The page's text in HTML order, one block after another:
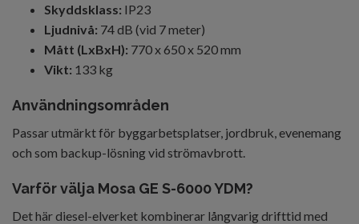
Skyddsklass: IP23
Ljudnivå: 74 dB (vid 7 meter)
Mått (LxBxH): 770 x 650 x 520 mm
Vikt: 133 kg
Användningsområden
Passar utmärkt för byggarbetsplatser, jordbruk, evenemang
och som backup-lösning vid strömavbrott.
Varför välja Mosa GE S-6000 YDM?
Det här diesel-elverket kombinerar långvarig drifttid med